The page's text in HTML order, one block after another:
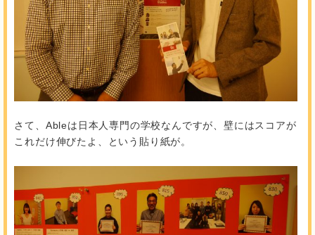
さて、Ableは日本人専門の学校なんですが、壁にはスコアが
これだけ伸びたよ、という貼り紙が。